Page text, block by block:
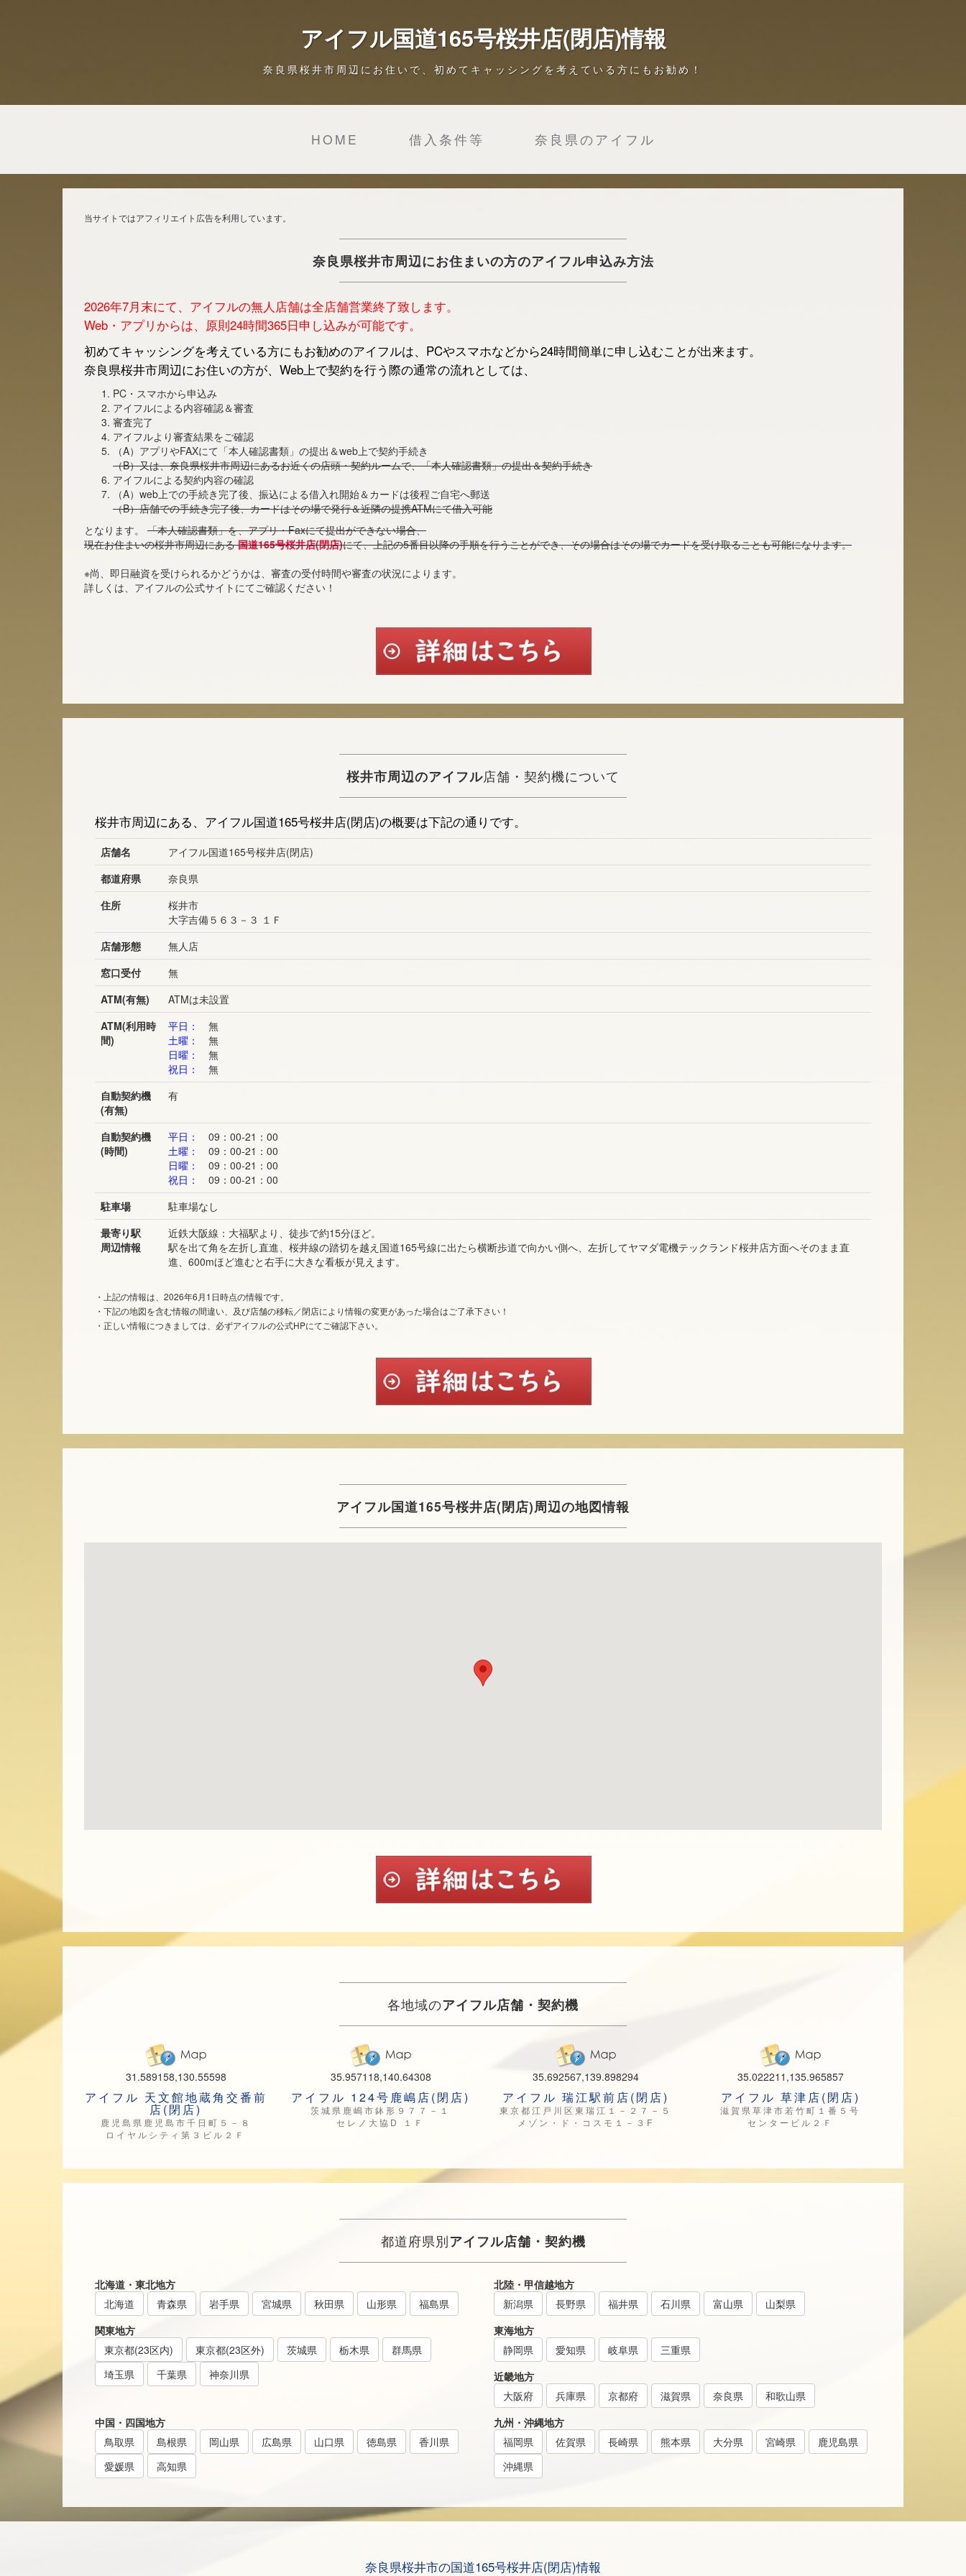
アイフル国道165号桜井店(閉店)情報
奈良県桜井市周辺にお住いで、初めてキャッシングを考えている方にもお勧め！
HOME 借入条件等 奈良県のアイフル
当サイトではアフィリエイト広告を利用しています。
奈良県桜井市周辺にお住まいの方のアイフル申込み方法
2026年7月末にて、アイフルの無人店舗は全店舗営業終了致します。
Web・アプリからは、原則24時間365日申し込みが可能です。
初めてキャッシングを考えている方にもお勧めのアイフルは、PCやスマホなどから24時間簡単に申し込むことが出来ます。
奈良県桜井市周辺にお住いの方が、Web上で契約を行う際の通常の流れとしては、
PC・スマホから申込み
アイフルによる内容確認＆審査
審査完了
アイフルより審査結果をご確認
（A）アプリやFAXにて「本人確認書類」の提出＆web上で契約手続き
（B）又は、奈良県桜井市周辺にあるお近くの店頭・契約ルームで、「本人確認書類」の提出＆契約手続き
アイフルによる契約内容の確認
（A）web上での手続き完了後、振込による借入れ開始＆カードは後程ご自宅へ郵送
（B）店舗での手続き完了後、カードはその場で発行＆近隣の提携ATMにて借入可能
となります。 「本人確認書類」を、アプリ・Faxにて提出ができない場合、
現在お住まいの桜井市周辺にある国道165号桜井店(閉店)にて、上記の5番目以降の手順を行うことができ、その場合はその場でカードを受け取ることも可能になります。
※尚、即日融資を受けられるかどうかは、審査の受付時間や審査の状況によります。
詳しくは、アイフルの公式サイトにてご確認ください！
桜井市周辺のアイフル店舗・契約機について
桜井市周辺にある、アイフル国道165号桜井店(閉店)の概要は下記の通りです。
店舗名
アイフル国道165号桜井店(閉店)
都道府県
奈良県
住所
桜井市
大字吉備５６３－３ １Ｆ
店舗形態
無人店
窓口受付
無
ATM(有無)
ATMは未設置
ATM(利用時
間)
平日：
無
土曜：
無
日曜：
無
祝日：
無
自動契約機
(有無)
有
自動契約機
(時間)
平日：
09：00-21：00
土曜：
09：00-21：00
日曜：
09：00-21：00
祝日：
09：00-21：00
駐車場
駐車場なし
最寄り駅
周辺情報
近鉄大阪線：大福駅より、徒歩で約15分ほど。
駅を出て角を左折し直進、桜井線の踏切を越え国道165号線に出たら横断歩道で向かい側へ、左折してヤマダ電機テックランド桜井店方面へそのまま直
進、600mほど進むと右手に大きな看板が見えます。
・上記の情報は、2026年6月1日時点の情報です。
・下記の地図を含む情報の間違い、及び店舗の移転／閉店により情報の変更があった場合はご了承下さい！
・正しい情報につきましては、必ずアイフルの公式HPにてご確認下さい。
アイフル国道165号桜井店(閉店)周辺の地図情報
各地域のアイフル店舗・契約機
31.589158,130.55598
アイフル 天文館地蔵角交番前
店(閉店)
鹿児島県鹿児島市千日町５－８
ロイヤルシティ第３ビル２Ｆ
35.957118,140.64308
アイフル 124号鹿嶋店(閉店)
茨城県鹿嶋市鉢形９７７－１
セレノ大協D １Ｆ
35.692567,139.898294
アイフル 瑞江駅前店(閉店)
東京都江戸川区東瑞江１－２７－５
メゾン・ド・コスモ１－３F
35.022211,135.965857
アイフル 草津店(閉店)
滋賀県草津市若竹町１番５号
センタービル２Ｆ
都道府県別アイフル店舗・契約機
北海道・東北地方
北海道
青森県 岩手県 宮城県 秋田県 山形県 福島県
北陸・甲信越地方
新潟県
長野県 福井県 石川県 富山県
山梨県
関東地方
東京都(23区内)
東京都(23区外) 茨城県 栃木県
群馬県
埼玉県
千葉県 神奈川県
東海地方
静岡県
愛知県 岐阜県
三重県
近畿地方
大阪府
兵庫県 京都府 滋賀県 奈良県
和歌山県
中国・四国地方
鳥取県
島根県 岡山県 広島県 山口県 徳島県
香川県
愛媛県
高知県
九州・沖縄地方
福岡県
佐賀県 長崎県 熊本県 大分県 宮崎県
鹿児島県
沖縄県
奈良県桜井市の国道165号桜井店(閉店)情報